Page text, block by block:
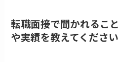
転職面接で聞かれるこ
や実績を教えてくださ